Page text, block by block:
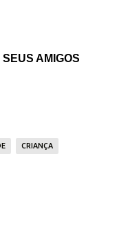
AMIGOS
CRIANÇA